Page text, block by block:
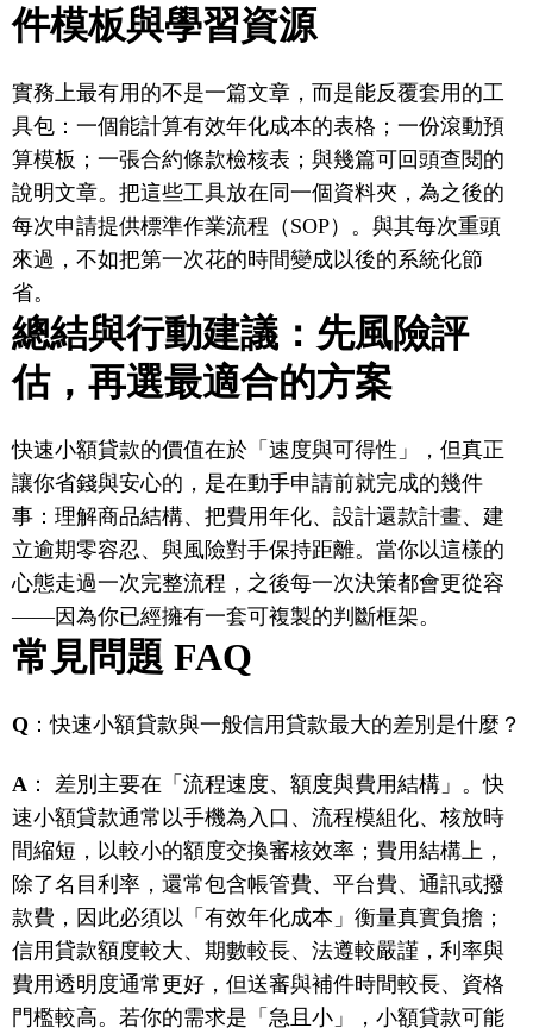
件模板與學習資源
實務上最有用的不是一篇文章，而是能反覆套用的工
具包：一個能計算有效年化成本的表格；一份滾動預
算模板；一張合約條款檢核表；與幾篇可回頭查閱的
說明文章。把這些工具放在同一個資料夾，為之後的
每次申請提供標準作業流程（SOP）。與其每次重頭
來過，不如把第一次花的時間變成以後的系統化節
省。
總結與行動建議：先風險評
估，再選最適合的方案
快速小額貸款的價值在於「速度與可得性」，但真正
讓你省錢與安心的，是在動手申請前就完成的幾件
事：理解商品結構、把費用年化、設計還款計畫、建
立逾期零容忍、與風險對手保持距離。當你以這樣的
心態走過一次完整流程，之後每一次決策都會更從容
——因為你已經擁有一套可複製的判斷框架。
常見問題 FAQ
Q ：快速小額貸款與一般信用貸款最大的差別是什麼？
A ： 差別主要在「流程速度、額度與費用結構」。快
速小額貸款通常以手機為入口、流程模組化、核放時
間縮短，以較小的額度交換審核效率；費用結構上，
除了名目利率，還常包含帳管費、平台費、通訊或撥
款費，因此必須以「有效年化成本」衡量真實負擔；
信用貸款額度較大、期數較長、法遵較嚴謹，利率與
費用透明度通常更好，但送審與補件時間較長、資格
門檻較高。若你的需求是「急且小」，小額貸款可能